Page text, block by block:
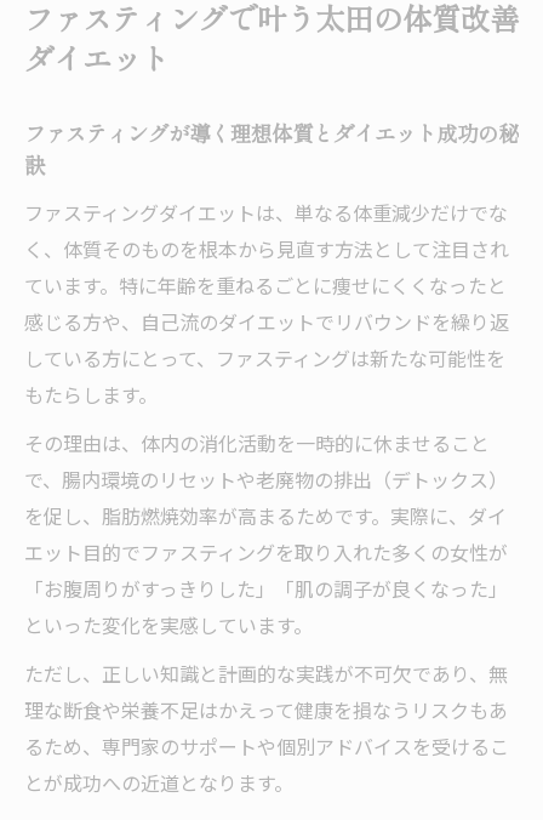
ィング実践法
腸もみとダイエットの相乗効果を知る太田
太田ダイエット事情とファスティングの今
無理なく始める太田流ファスティングの極意
ダイエットが続く無理のないファスティン
グ習慣
太田流ダイエットの始め方とファスティン
グの工夫
のコツ
腸もみ併用で実感する太田式ダイエットの
成果
日常に取り入れやすい太田ダイエット習慣
の作り方
ダイエット成功を目指す太田のファスティ
ング活用法
ファスティングで叶う太田の体質改善
ダイエット
ファスティングが導く理想体質とダイエット成功の秘
訣
ファスティングダイエットは、単なる体重減少だけでな
く、体質そのものを根本から見直す方法として注目され
ています。特に年齢を重ねるごとに痩せにくくなったと
感じる方や、自己流のダイエットでリバウンドを繰り返
している方にとって、ファスティングは新たな可能性を
もたらします。
その理由は、体内の消化活動を一時的に休ませること
で、腸内環境のリセットや老廃物の排出（デトックス）
を促し、脂肪燃焼効率が高まるためです。実際に、ダイ
エット目的でファスティングを取り入れた多くの女性が
「お腹周りがすっきりした」「肌の調子が良くなった」
といった変化を実感しています。
ただし、正しい知識と計画的な実践が不可欠であり、無
理な断食や栄養不足はかえって健康を損なうリスクもあ
るため、専門家のサポートや個別アドバイスを受けるこ
とが成功への近道となります。